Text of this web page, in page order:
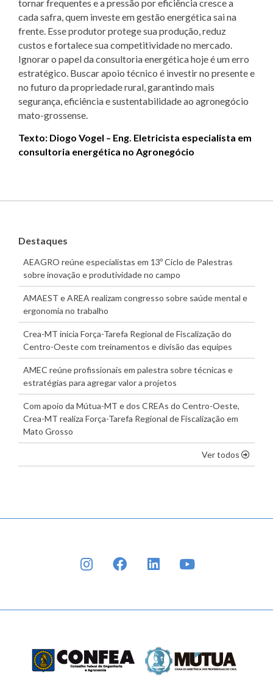
tornar frequentes e a pressão por eficiência cresce a
cada safra, quem investe em gestão energética sai na
frente. Esse produtor protege sua produção, reduz
custos e fortalece sua competitividade no mercado.
Ignorar o papel da consultoria energética hoje é um erro
estratégico. Buscar apoio técnico é investir no presente e
no futuro da propriedade rural, garantindo mais
segurança, eficiência e sustentabilidade ao agronegócio
mato-grossense.
Texto: Diogo Vogel – Eng. Eletricista especialista em
consultoria energética no Agronegócio
Destaques
AEAGRO reúne especialistas em 13º Ciclo de Palestras
sobre inovação e produtividade no campo
AMAEST e AREA realizam congresso sobre saúde mental e
ergonomia no trabalho
Crea-MT inicia Força-Tarefa Regional de Fiscalização do
Centro-Oeste com treinamentos e divisão das equipes
AMEC reúne profissionais em palestra sobre técnicas e
estratégias para agregar valor a projetos
Com apoio da Mútua-MT e dos CREAs do Centro-Oeste,
Crea-MT realiza Força-Tarefa Regional de Fiscalização em
Mato Grosso
Ver todos os
INSTAGRAMFACEBOOKLINKEDIN